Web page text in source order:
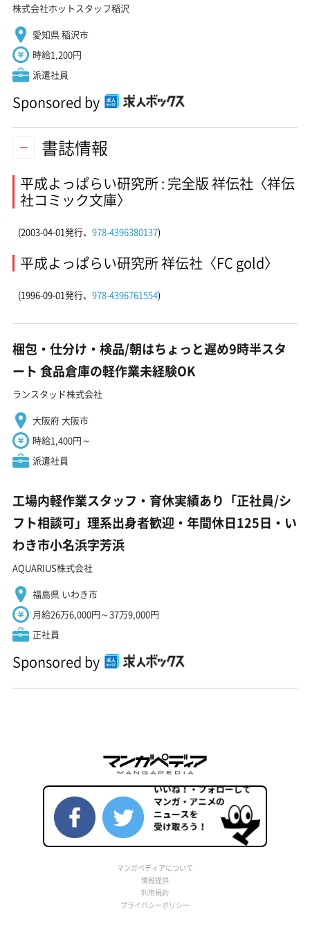
株式会社ホットスタッフ稲沢
愛知県 稲沢市
時給1,200円
派遣社員
Sponsored by
書誌情報
平成よっぱらい研究所 : 完全版 祥伝社〈祥伝
社コミック文庫〉
(2003-04-01発行、 978-4396380137)
平成よっぱらい研究所 祥伝社〈FC gold〉
(1996-09-01発行、 978-4396761554)
梱包・仕分け・検品/朝はちょっと遅め9時半スタ
ート 食品倉庫の軽作業未経験OK
ランスタッド株式会社
大阪府 大阪市
時給1,400円～
派遣社員
工場内軽作業スタッフ・育休実績あり「正社員/シ
フト相談可」理系出身者歓迎・年間休日125日・い
わき市小名浜字芳浜
AQUARIUS株式会社
福島県 いわき市
月給26万6,000円～37万9,000円
正社員
Sponsored by
マンガペディアについて
情報提供
利用規約
プライバシーポリシー